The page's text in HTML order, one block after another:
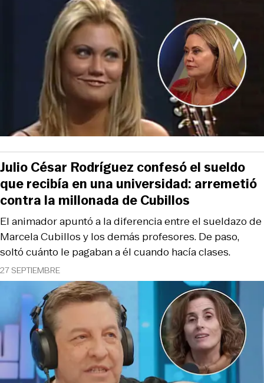
27 SEPTIEMBRE
El animador apuntó a la diferencia entre el sueldazo de
Marcela Cubillos y los demás profesores. De paso,
soltó cuánto le pagaban a él cuando hacía clases.
Julio César Rodríguez confesó el sueldo
que recibía en una universidad: arremetió
contra la millonada de Cubillos